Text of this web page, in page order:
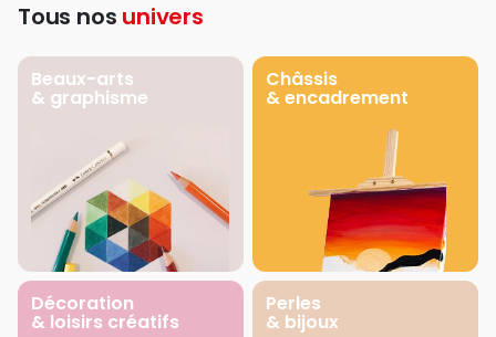
Tous nos univers
Beaux-arts
& graphisme
Châssis
& encadrement
Décoration
& loisirs créatifs
Perles
& bijoux